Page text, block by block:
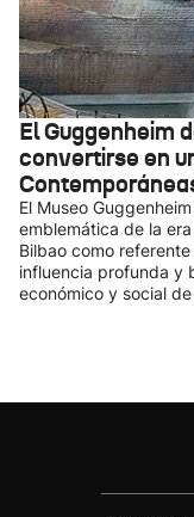
El Guggenheim
convertirse en
El Museo
emblemática de la
Bilbao como
influencia profunda y
económico y social